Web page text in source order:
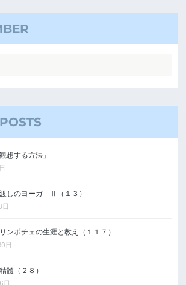
想する方法」
しのヨーガ Ⅱ（１３）
ンポチェの生涯と教え（１１７）
日
髄（２８）